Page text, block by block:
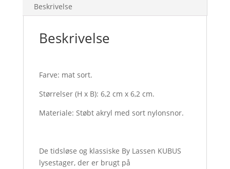
Beskrivelse
Beskrivelse
Farve: mat sort.
Størrelser (H x B): 6,2 cm x 6,2 cm.
Materiale: Støbt akryl med sort nylonsnor.
De tidsløse og klassiske By Lassen KUBUS
lysestager, der er brugt på